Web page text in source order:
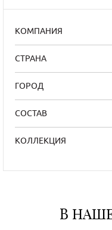
КОМПАНИЯ
СТРАНА
ГОРОД
СОСТАВ
КОЛЛЕКЦИЯ
В